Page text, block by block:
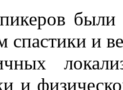
спастики и
и